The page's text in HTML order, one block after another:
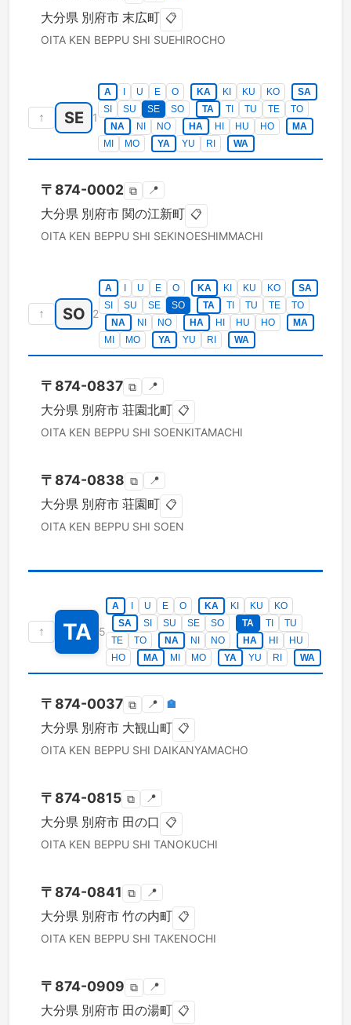
大分県 別府市 末広町 📋
OITA KEN BEPPU SHI SUEHIROCHO
↑ SE 1
A U E O KA KI KU KO
SA
SI
SU SE SO TA TI TU TE
TO
NA
NI NO HA HI HU HO
MA
MI
MO YA YU RI WA
〒 874-0002 ⧉ 📍
大分県 別府市 関の江新町 📋
OITA KEN BEPPU SHI SEKINOESHIMMACHI
↑ SO 2
A U E O KA KI KU KO
SA
SI
SU SE SO TA TI TU TE
TO
NA
NI NO HA HI HU HO
MA
MI
MO YA YU RI WA
〒 874-0837 ⧉ 📍
大分県 別府市 荘園北町 📋
OITA KEN BEPPU SHI SOENKITAMACHI
〒 874-0838 ⧉ 📍
大分県 別府市 荘園町 📋
OITA KEN BEPPU SHI SOEN
↑ TA 5
A U E O KA KI KU
KO
SA
SI SU SE SO TA TI
TU
TE
TO NA NI NO HA HI
HU
HO
MA MI MO YA YU RI WA
〒 874-0037 ⧉ 📍 🏣
大分県 別府市 大観山町 📋
OITA KEN BEPPU SHI DAIKANYAMACHO
〒 874-0815 ⧉ 📍
大分県 別府市 田の口 📋
OITA KEN BEPPU SHI TANOKUCHI
〒 874-0841 ⧉ 📍
大分県 別府市 竹の内町 📋
OITA KEN BEPPU SHI TAKENOCHI
〒 874-0909 ⧉ 📍
大分県 別府市 田の湯町 📋